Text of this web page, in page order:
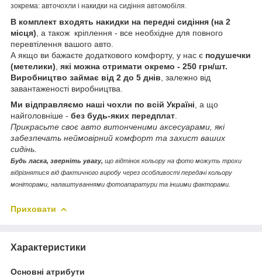
зокрема: авточохли і накидки на сидіння автомобіля.
В комплект входять накидки на передні сидіння (на 2
місця) , а також кріплення - все необхідне для повного
перевтілення вашого авто.
А якщо ви бажаєте додаткового комфорту, у нас є подушечки
(метелики) які можна отримати окремо - 250 грн/шт.
Виробництво займає від 2 до 5 днів , залежно від
завантаженості виробництва.
Ми відправляємо наші чохли по всій Україні , а що
найголовніше - без будь-яких передплат
Прикрасьте своє авто витонченими аксесуарами, які
забезпечать неймовірний комфорт та захист ваших
сидінь.
Будь ласка, зверніть увагу, що відтінок кольору на фото можуть трохи
відрізнятися від фактичного виробу через особливості передачі кольору
моніторами, налаштуваннями фотоапаратури та іншими факторами.
Приховати
Характеристики
Основні атрибути